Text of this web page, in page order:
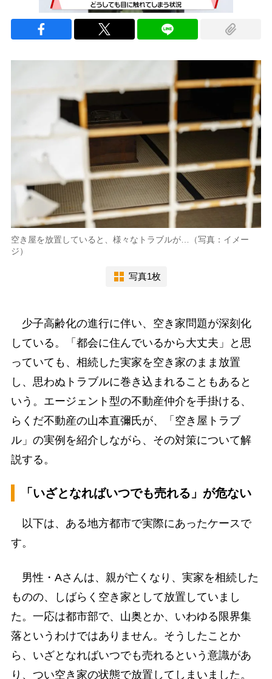
空き屋を放置していると、様々なトラブルが…（写真：イメー
ジ）
写真1枚
少子高齢化の進行に伴い、空き家問題が深刻化
している。「都会に住んでいるから大丈夫」と思
っていても、相続した実家を空き家のまま放置
し、思わぬトラブルに巻き込まれることもあると
いう。エージェント型の不動産仲介を手掛ける、
らくだ不動産の山本直彌氏が、「空き屋トラブ
ル」の実例を紹介しながら、その対策について解
説する。
「いざとなればいつでも売れる」が危ない
以下は、ある地方都市で実際にあったケースで
す。
男性・Aさんは、親が亡くなり、実家を相続した
ものの、しばらく空き家として放置していまし
た。一応は都市部で、山奥とか、いわゆる限界集
落というわけではありません。そうしたことか
ら、いざとなればいつでも売れるという意識があ
り、つい空き家の状態で放置してしまいました。